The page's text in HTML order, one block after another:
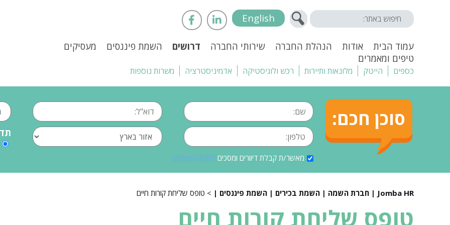
English
עמוד הבית אודות הנהלת החברה שירותי החברה דרושים השמת פיננסים
מעסיקים
טיפים ומאמרים
כספים הייטק מלונאות ותיירות רכש ולוגיסטיקה אדמיניסטרציה משרות נוספות
סוכן חכם:
מאשר/ת קבלת דיוורים ומסכים לתנאי השימוש
Jomba HR | חברת השמה | השמת בכירים | השמת פיננסים | > טופס שליחת קורות חיים
טופס שליחת קורות חיים